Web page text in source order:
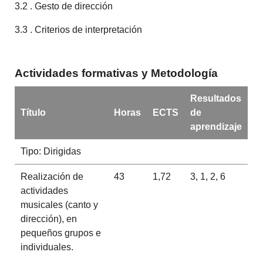
3.2 . Gesto de dirección
3.3 . Criterios de interpretación
Actividades formativas y Metodología
Título Horas ECTS
Resultados
de
aprendizaje
Tipo: Dirigidas
Realización de
actividades
musicales (canto y
dirección), en
pequeños grupos e
individuales.
43 1,72 3, 1, 2, 6